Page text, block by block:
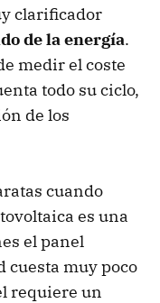
clarificador
de la energía.
medir el coste
todo su ciclo,
de los
cuando
es una
el panel
muy poco
requiere un